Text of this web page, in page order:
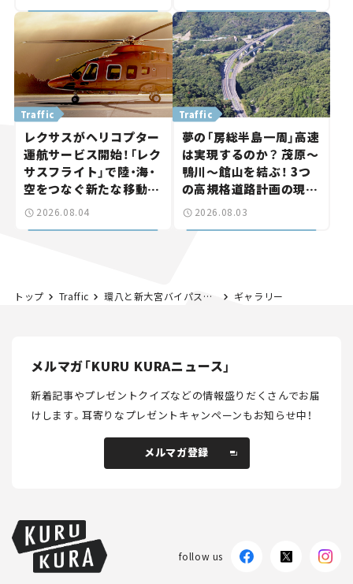
道路計画】
レクサスがヘリコプター
運航サービス開始！「レク
サスフライト」で陸・海・
空をつなぐ新たな移動体
験とは
Traffic
2026.08.04
夢の「房総半島一周」高速
は実現するのか？ 茂原～
鴨川～館山を結ぶ！ 3つ
の高規格道路計画の現
状。「館山鴨川道路」で検
Traffic
2026.08.03
トップ Traffic 環八と新大宮バイパスが直結！ 「平和台トンネル」の開通で渋滞緩和なるか？ ギャラリー
メルマガ「KURU KURAニュース」
新着記事やプレゼントクイズなどの情報盛りだくさんでお届
けします。耳寄りなプレゼントキャンペーンもお知らせ中！
メルマガ登録
follow us